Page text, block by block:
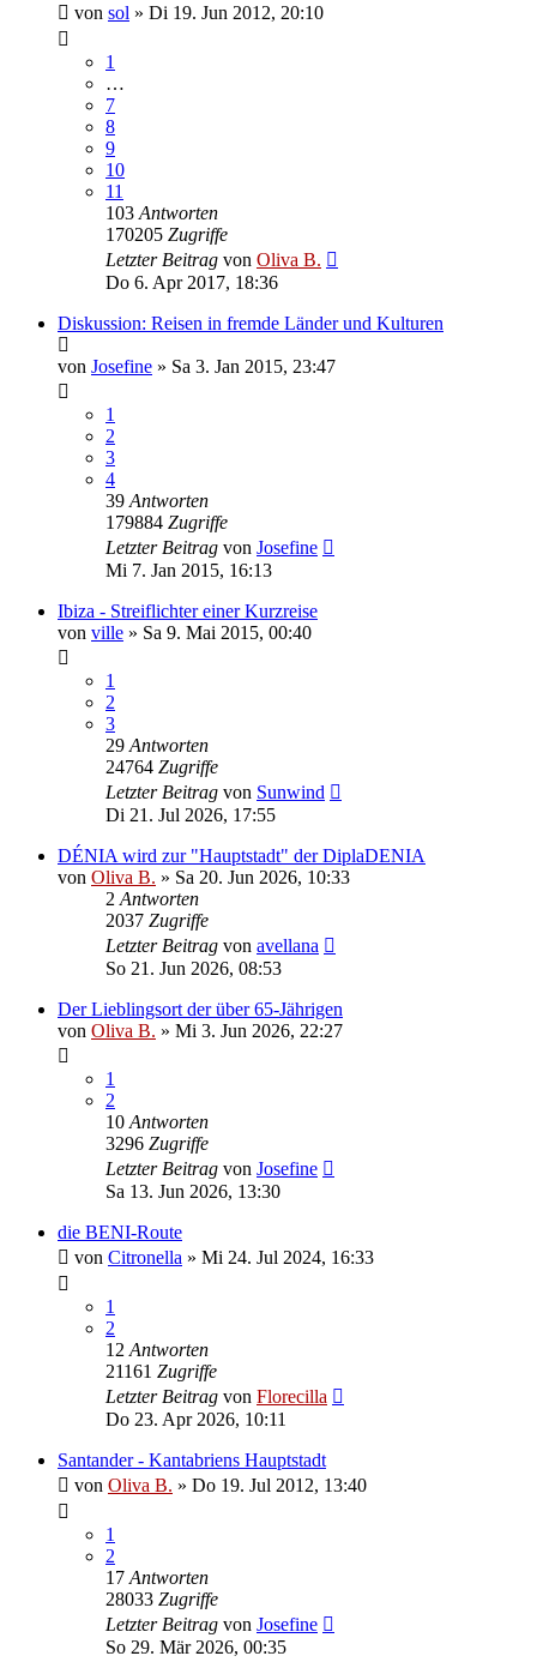
von sol » Di 19. Jun 2012, 20:10
1
…
7
8
9
10
11
103 Antworten
170205 Zugriffe
Letzter Beitrag von Oliva B.
Do 6. Apr 2017, 18:36
Diskussion: Reisen in fremde Länder und Kulturen
von Josefine » Sa 3. Jan 2015, 23:47
1
2
3
4
39 Antworten
179884 Zugriffe
Letzter Beitrag von Josefine
Mi 7. Jan 2015, 16:13
Ibiza - Streiflichter einer Kurzreise
von ville » Sa 9. Mai 2015, 00:40
1
2
3
29 Antworten
24764 Zugriffe
Letzter Beitrag von Sunwind
Di 21. Jul 2026, 17:55
DÉNIA wird zur "Hauptstadt" der DiplaDENIA
von Oliva B. » Sa 20. Jun 2026, 10:33
2 Antworten
2037 Zugriffe
Letzter Beitrag von avellana
So 21. Jun 2026, 08:53
Der Lieblingsort der über 65-Jährigen
von Oliva B. » Mi 3. Jun 2026, 22:27
1
2
10 Antworten
3296 Zugriffe
Letzter Beitrag von Josefine
Sa 13. Jun 2026, 13:30
die BENI-Route
von Citronella » Mi 24. Jul 2024, 16:33
1
2
12 Antworten
21161 Zugriffe
Letzter Beitrag von Florecilla
Do 23. Apr 2026, 10:11
Santander - Kantabriens Hauptstadt
von Oliva B. » Do 19. Jul 2012, 13:40
1
2
17 Antworten
28033 Zugriffe
Letzter Beitrag von Josefine
So 29. Mär 2026, 00:35